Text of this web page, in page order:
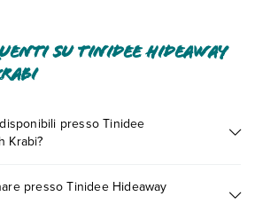
su Tinidee Hideaway
presso Tinidee
Krabi?
Tonsai Beach Krabi. Scoprile tutte
presso Tinidee Hideaway